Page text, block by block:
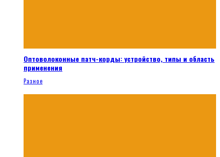
Оптоволоконные патч-корды: устройство, типы и область
применения
Разное